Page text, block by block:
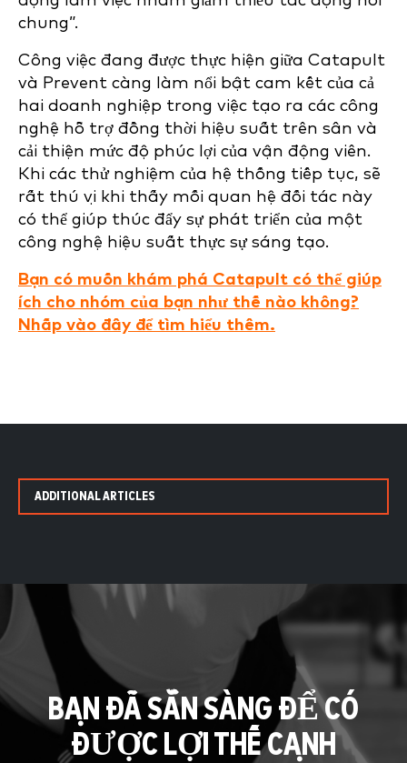
chung”.
Công việc đang được thực hiện giữa Catapult
và Prevent càng làm nổi bật cam kết của cả
hai doanh nghiệp trong việc tạo ra các công
nghệ hỗ trợ đồng thời hiệu suất trên sân và
cải thiện mức độ phúc lợi của vận động viên.
Khi các thử nghiệm của hệ thống tiếp tục, sẽ
rất thú vị khi thấy mối quan hệ đối tác này
có thể giúp thúc đẩy sự phát triển của một
công nghệ hiệu suất thực sự sáng tạo.
Bạn có muốn khám phá Catapult có thể giúp
ích cho nhóm của bạn như thế nào không?
Nhấp vào đây để tìm hiểu thêm.
ADDITIONAL ARTICLES
BẠN ĐÃ SẴN SÀNG ĐỂ CÓ
ĐƯỢC LỢI THẾ CẠNH